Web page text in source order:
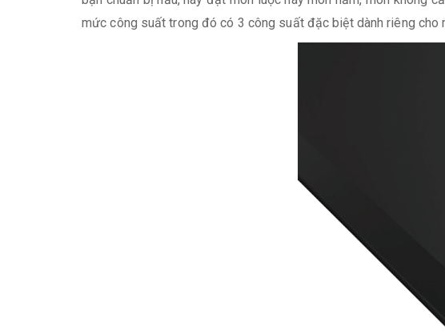
mức công suất trong đó có 3 công suất đặc biệt dành riêng cho